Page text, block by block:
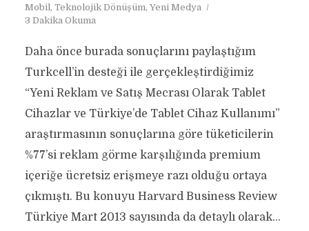
Mobil, Teknolojik Dönüşüm, Yeni Medya
3 Dakika Okuma
Daha önce burada sonuçlarını paylaştığım
Turkcell’in desteği ile gerçekleştirdiğimiz
“Yeni Reklam ve Satış Mecrası Olarak Tablet
Cihazlar ve Türkiye’de Tablet Cihaz Kullanımı”
araştırmasının sonuçlarına göre tüketicilerin
%77’si reklam görme karşılığında premium
içeriğe ücretsiz erişmeye razı olduğu ortaya
çıkmıştı. Bu konuyu Harvard Business Review
Türkiye Mart 2013 sayısında da detaylı olarak...